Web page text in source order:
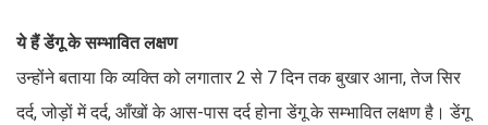
ये हैं डेंगू के सम्भावित लक्षण
उन्होंने बताया कि व्यक्ति को लगातार 2 से 7 दिन तक बुखार आना, तेज सिर
दर्द, जोड़ों में दर्द, आँखों के आस-पास दर्द होना डेंगू के सम्भावित लक्षण है। डेंगू